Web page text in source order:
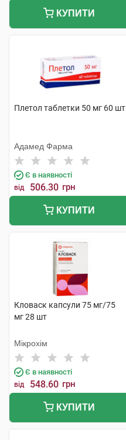
КУПИТИ
Плетол таблетки 50 мг 60 шт
Адамед Фарма
Є в наявності
від 506.30 грн
КУПИТИ
Кловаск капсули 75 мг/75
мг 28 шт
Мікрохім
Є в наявності
від 548.60 грн
КУПИТИ